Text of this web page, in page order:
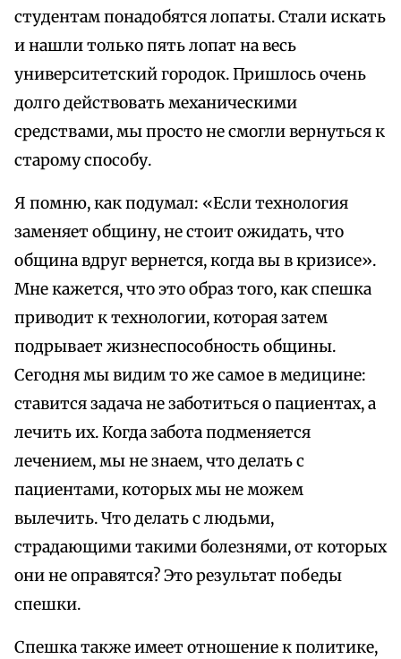
студентам понадобятся лопаты. Стали искать
и нашли только пять лопат на весь
университетский городок. Пришлось очень
долго действовать механическими
средствами, мы просто не смогли вернуться к
старому способу.
Я помню, как подумал: «Если технология
заменяет общину, не стоит ожидать, что
община вдруг вернется, когда вы в кризисе».
Мне кажется, что это образ того, как спешка
приводит к технологии, которая затем
подрывает жизнеспособность общины.
Сегодня мы видим то же самое в медицине:
ставится задача не заботиться о пациентах, а
лечить их. Когда забота подменяется
лечением, мы не знаем, что делать с
пациентами, которых мы не можем
вылечить. Что делать с людьми,
страдающими такими болезнями, от которых
они не оправятся? Это результат победы
спешки.
Спешка также имеет отношение к политике,